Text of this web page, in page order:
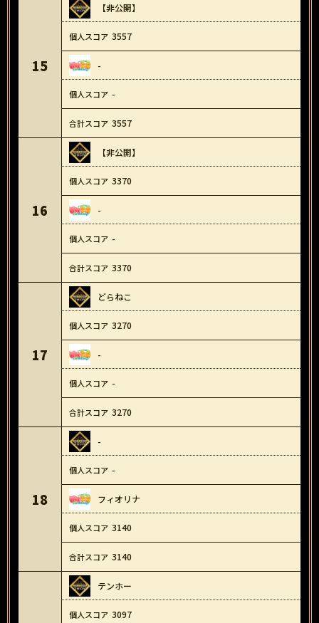
15
【非公開】
3557
-
-
3557
16
【非公開】
3370
-
-
3370
17
どらねこ
3270
-
-
3270
18
-
-
フィオリナ
3140
3140
テンホー
3097